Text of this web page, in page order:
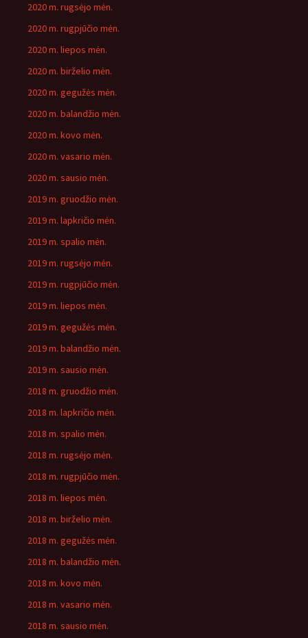
2020 m. rugsėjo mėn.
2020 m. rugpjūčio mėn.
2020 m. liepos mėn.
2020 m. birželio mėn.
2020 m. gegužės mėn.
2020 m. balandžio mėn.
2020 m. kovo mėn.
2020 m. vasario mėn.
2020 m. sausio mėn.
2019 m. gruodžio mėn.
2019 m. lapkričio mėn.
2019 m. spalio mėn.
2019 m. rugsėjo mėn.
2019 m. rugpjūčio mėn.
2019 m. liepos mėn.
2019 m. gegužės mėn.
2019 m. balandžio mėn.
2019 m. sausio mėn.
2018 m. gruodžio mėn.
2018 m. lapkričio mėn.
2018 m. spalio mėn.
2018 m. rugsėjo mėn.
2018 m. rugpjūčio mėn.
2018 m. liepos mėn.
2018 m. birželio mėn.
2018 m. gegužės mėn.
2018 m. balandžio mėn.
2018 m. kovo mėn.
2018 m. vasario mėn.
2018 m. sausio mėn.